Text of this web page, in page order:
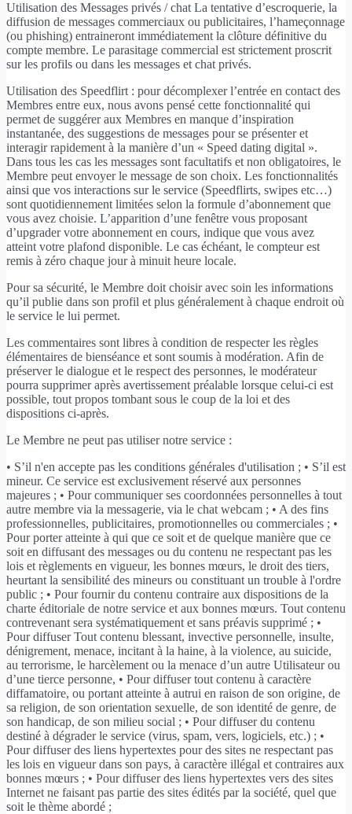
Utilisation des Messages privés / chat La tentative d’escroquerie, la
diffusion de messages commerciaux ou publicitaires, l’hameçonnage
(ou phishing) entraineront immédiatement la clôture définitive du
compte membre. Le parasitage commercial est strictement proscrit
sur les profils ou dans les messages et chat privés.
Utilisation des Speedflirt : pour décomplexer l’entrée en contact des
Membres entre eux, nous avons pensé cette fonctionnalité qui
permet de suggérer aux Membres en manque d’inspiration
instantanée, des suggestions de messages pour se présenter et
interagir rapidement à la manière d’un « Speed dating digital ».
Dans tous les cas les messages sont facultatifs et non obligatoires, le
Membre peut envoyer le message de son choix. Les fonctionnalités
ainsi que vos interactions sur le service (Speedflirts, swipes etc…)
sont quotidiennement limitées selon la formule d’abonnement que
vous avez choisie. L’apparition d’une fenêtre vous proposant
d’upgrader votre abonnement en cours, indique que vous avez
atteint votre plafond disponible. Le cas échéant, le compteur est
remis à zéro chaque jour à minuit heure locale.
Pour sa sécurité, le Membre doit choisir avec soin les informations
qu’il publie dans son profil et plus généralement à chaque endroit où
le service le lui permet.
Les commentaires sont libres à condition de respecter les règles
élémentaires de bienséance et sont soumis à modération. Afin de
préserver le dialogue et le respect des personnes, le modérateur
pourra supprimer après avertissement préalable lorsque celui-ci est
possible, tout propos tombant sous le coup de la loi et des
dispositions ci-après.
Le Membre ne peut pas utiliser notre service :
• S’il n'en accepte pas les conditions générales d'utilisation ; • S’il est
mineur. Ce service est exclusivement réservé aux personnes
majeures ; • Pour communiquer ses coordonnées personnelles à tout
autre membre via la messagerie, via le chat webcam ; • A des fins
professionnelles, publicitaires, promotionnelles ou commerciales ; •
Pour porter atteinte à qui que ce soit et de quelque manière que ce
soit en diffusant des messages ou du contenu ne respectant pas les
lois et règlements en vigueur, les bonnes mœurs, le droit des tiers,
heurtant la sensibilité des mineurs ou constituant un trouble à l'ordre
public ; • Pour fournir du contenu contraire aux dispositions de la
charte éditoriale de notre service et aux bonnes mœurs. Tout contenu
contrevenant sera systématiquement et sans préavis supprimé ; •
Pour diffuser Tout contenu blessant, invective personnelle, insulte,
dénigrement, menace, incitant à la haine, à la violence, au suicide,
au terrorisme, le harcèlement ou la menace d’un autre Utilisateur ou
d’une tierce personne, • Pour diffuser tout contenu à caractère
diffamatoire, ou portant atteinte à autrui en raison de son origine, de
sa religion, de son orientation sexuelle, de son identité de genre, de
son handicap, de son milieu social ; • Pour diffuser du contenu
destiné à dégrader le service (virus, spam, vers, logiciels, etc.) ; •
Pour diffuser des liens hypertextes pour des sites ne respectant pas
les lois en vigueur dans son pays, à caractère illégal et contraires aux
bonnes mœurs ; • Pour diffuser des liens hypertextes vers des sites
Internet ne faisant pas partie des sites édités par la société, quel que
soit le thème abordé ;